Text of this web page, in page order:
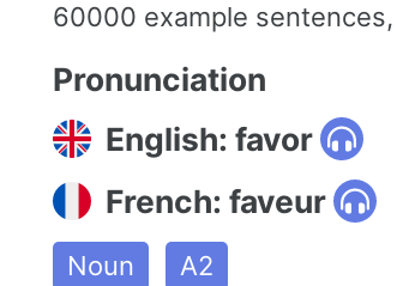
60000 example
Pronunciation
English: favor
French: faveur
Noun A2